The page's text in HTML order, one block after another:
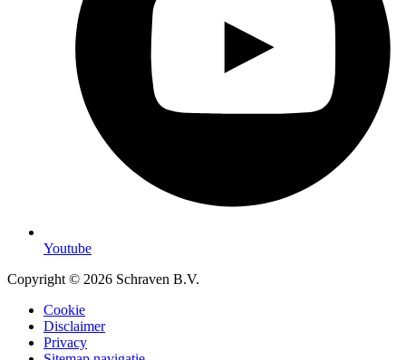
Youtube
Copyright © 2026 Schraven B.V.
Cookie
Disclaimer
Privacy